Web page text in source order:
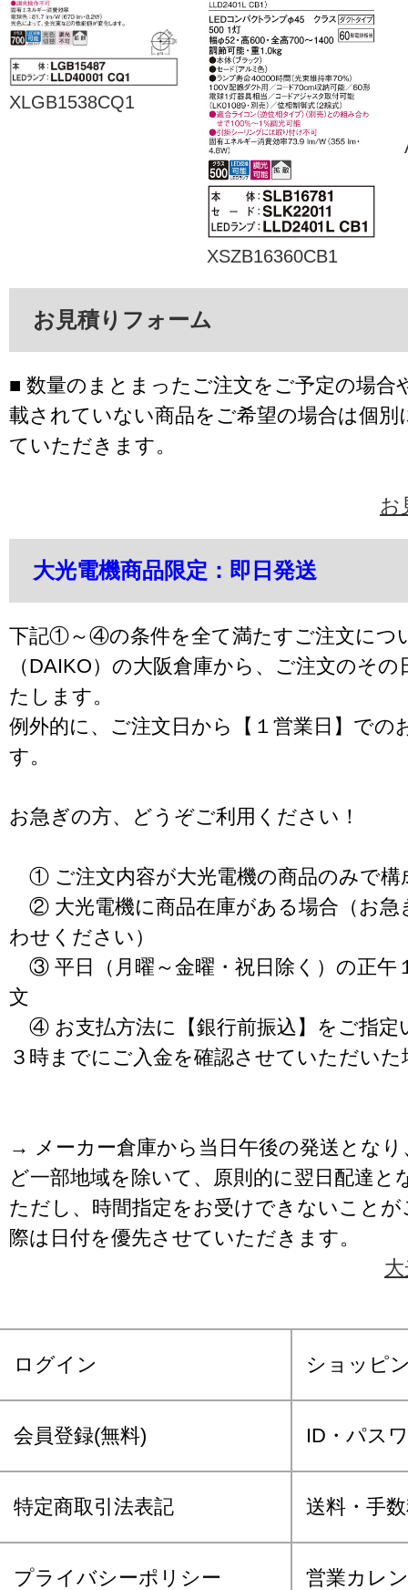
XLGB1538CQ1
XSZB16360CB1
お見積りフォーム
■ 数量のまとまったご注文をご予定の場合
載されていない商品をご希望の場合は個別
ていただきます。
お
大光電機商品限定：即日発送
下記①～④の条件を全て満たすご注文につ
（DAIKO）の大阪倉庫から、ご注文のそ
たします。
例外的に、ご注文日から【１営業日】での
す。
お急ぎの方、どうぞご利用ください！
① ご注文内容が大光電機の商品のみで構
② 大光電機に商品在庫がある場合（お急
わせください）
③ 平日（月曜～金曜・祝日除く）の正午
文
④ お支払方法に【銀行前振込】をご指定
３時までにご入金を確認させていただいた
→ メーカー倉庫から当日午後の発送となり
ど一部地域を除いて、原則的に翌日配達と
ただし、時間指定をお受けできないこと
際は日付を優先させていただきます。
ログイン ショッピ
会員登録(無料) ID・パス
特定商取引法表記 送料・手
プライバシーポリシー 営業カレ